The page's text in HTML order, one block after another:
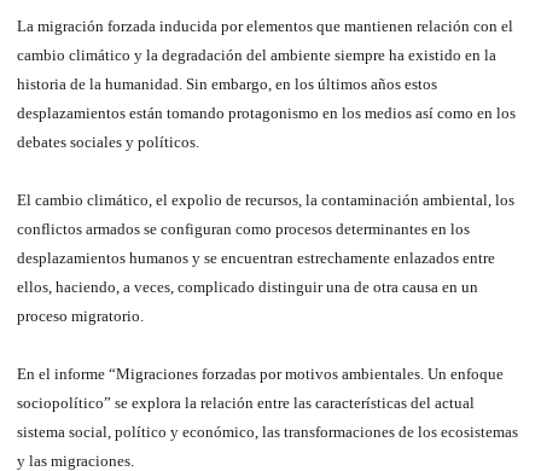
La migración forzada inducida por elementos que mantienen relación con el
cambio climático y la degradación del ambiente siempre ha existido en la
historia de la humanidad. Sin embargo, en los últimos años estos
desplazamientos están tomando protagonismo en los medios así como en los
debates sociales y políticos.
El cambio climático, el expolio de recursos, la contaminación ambiental, los
conflictos armados se configuran como procesos determinantes en los
desplazamientos humanos y se encuentran estrechamente enlazados entre
ellos, haciendo, a veces, complicado distinguir una de otra causa en un
proceso migratorio.
En el informe “Migraciones forzadas por motivos ambientales. Un enfoque
sociopolítico” se explora la relación entre las características del actual
sistema social, político y económico, las transformaciones de los ecosistemas
y las migraciones.